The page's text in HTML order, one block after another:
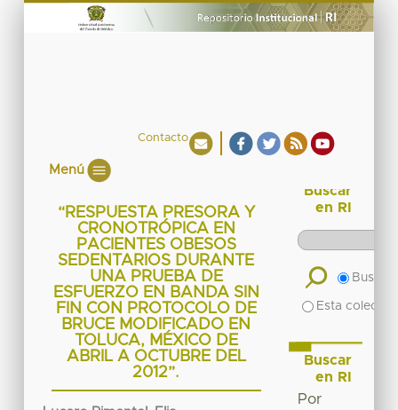
Contacto
Menú
“RESPUESTA PRESORA Y
CRONOTRÓPICA EN
PACIENTES OBESOS
SEDENTARIOS DURANTE
UNA PRUEBA DE
ESFUERZO EN BANDA SIN
FIN CON PROTOCOLO DE
BRUCE MODIFICADO EN
TOLUCA, MÉXICO DE
ABRIL A OCTUBRE DEL
2012”.
Buscar
en RI
Buscar
Esta
Buscar
en RI
Por